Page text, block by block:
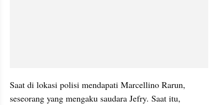
Saat di lokasi polisi mendapati Marcellino Rarun,
seseorang yang mengaku saudara Jefry. Saat itu,